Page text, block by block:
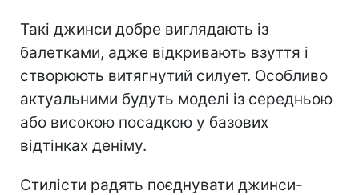
Такі джинси добре виглядають із
балетками, адже відкривають взуття і
створюють витягнутий силует. Особливо
актуальними будуть моделі із середньою
або високою посадкою у базових
відтінках деніму.
Стилісти радять поєднувати джинси-